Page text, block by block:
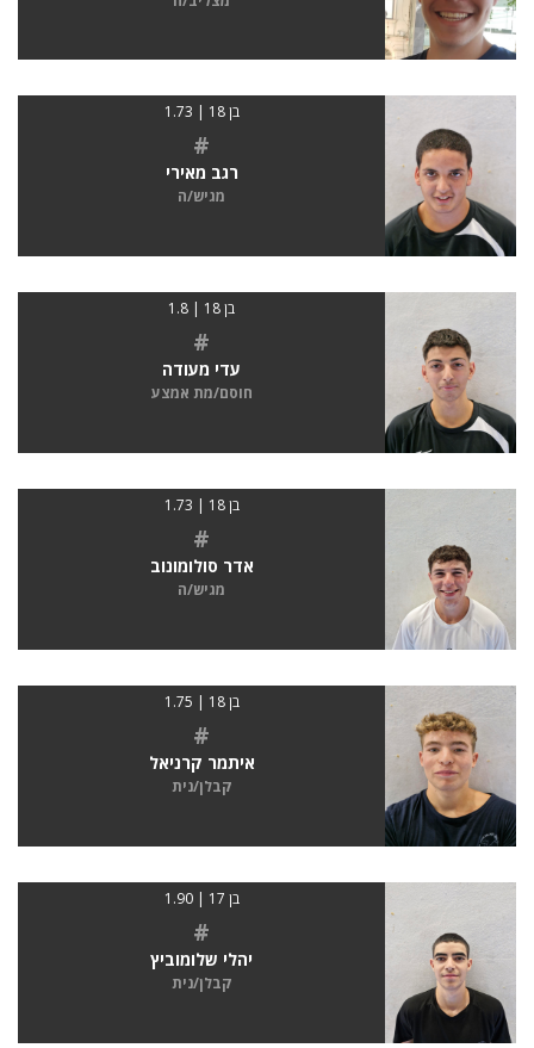
בן 18 | 1.73
#
רגב מאירי
מגיש/ה
בן 18 | 1.8
#
עדי מעודה
חוסם/מת אמצע
בן 18 | 1.73
#
אדר סולומונוב
מגיש/ה
בן 18 | 1.75
#
איתמר קרניאל
קבלן/נית
בן 17 | 1.90
#
יהלי שלומוביץ
קבלן/נית